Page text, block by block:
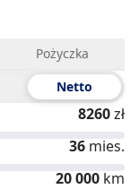
Pożyczka
Netto
8260zł
36 mies.
20 000 km